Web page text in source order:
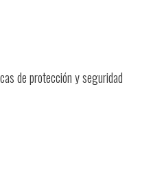
de protección y seguridad